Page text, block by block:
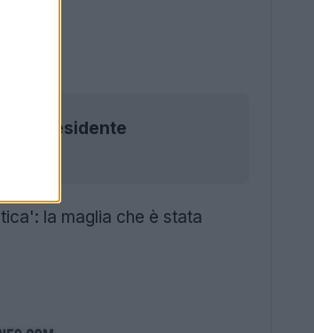
dal presidente
la maglia che è stata